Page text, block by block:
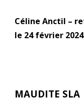
Céline Anctil –
le 24 février 2024
MAUDITE SLA